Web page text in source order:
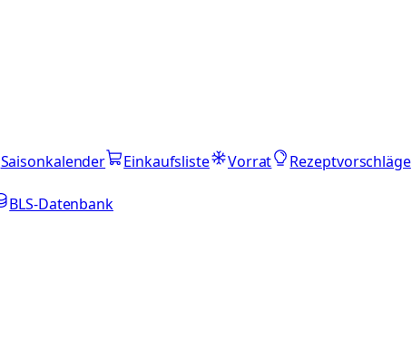
Saisonkalender Einkaufsliste Vorrat Rezeptvorschläge
BLS-Datenbank